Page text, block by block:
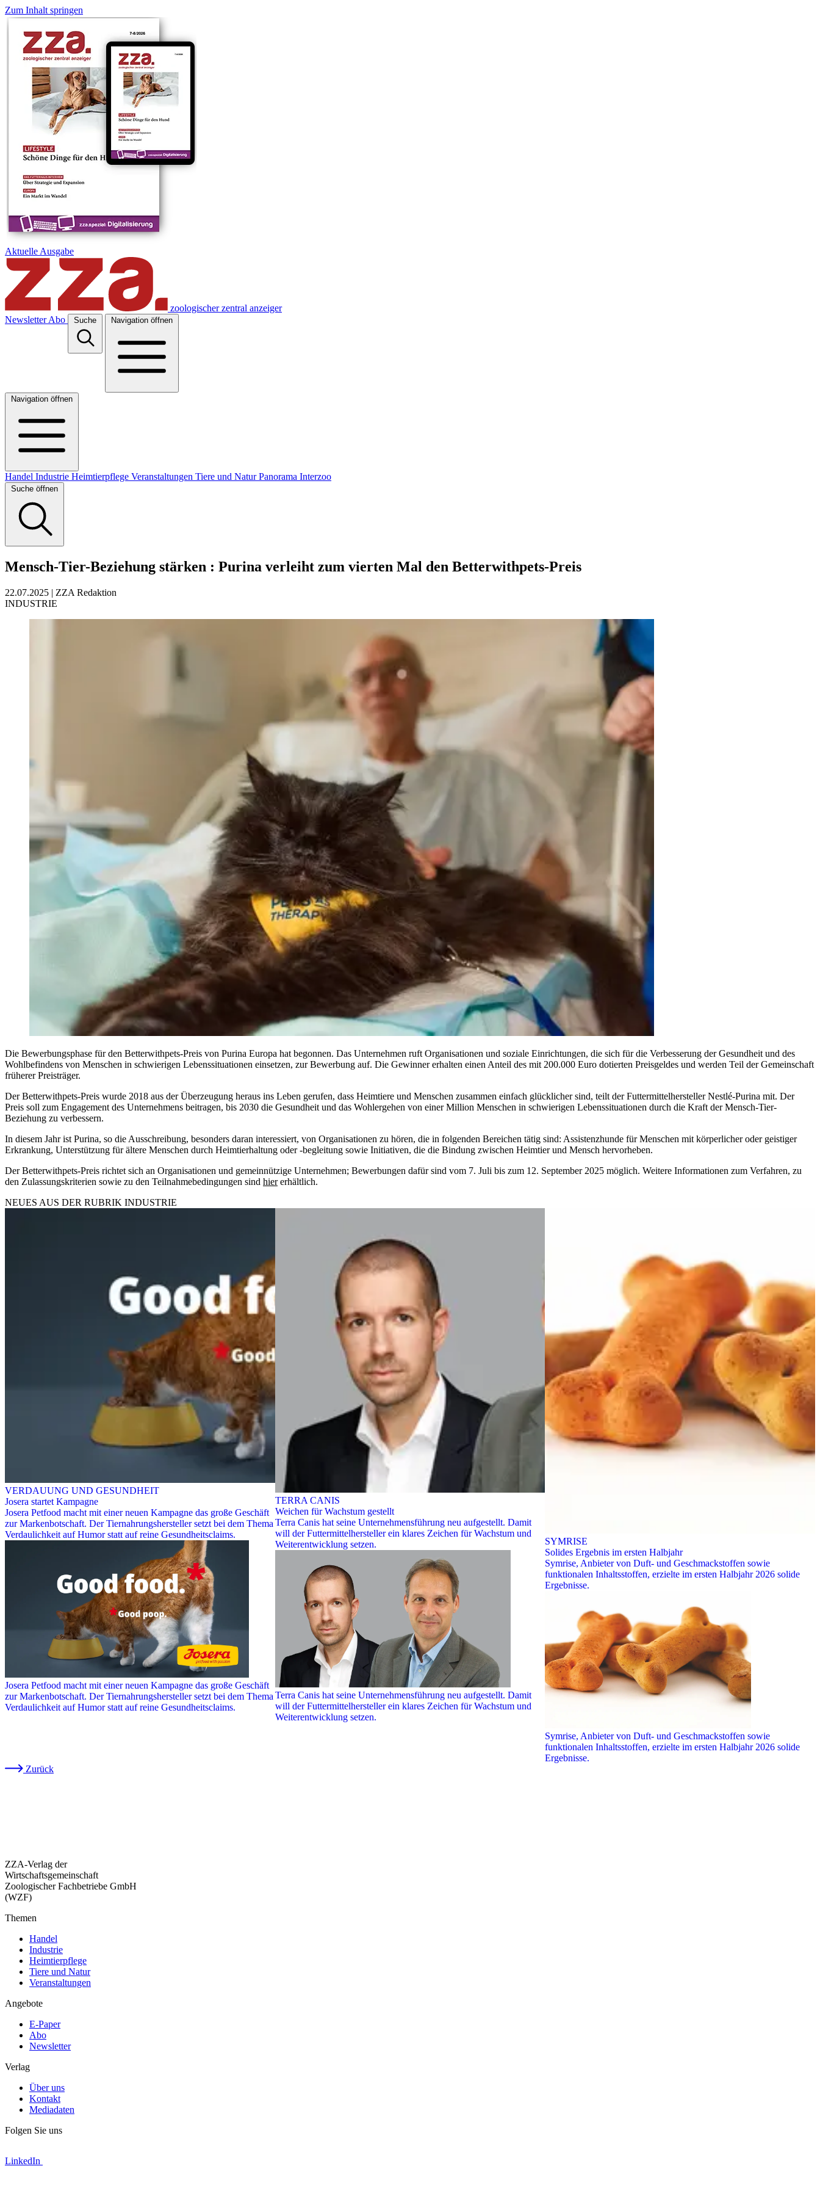
Zum Inhalt springen
Aktuelle Ausgabe
zoologischer zentral anzeiger
Newsletter Abo Suche Navigation öffnen
Navigation öffnen
Handel Industrie Heimtierpflege Veranstaltungen Tiere und NaturPanorama Interzoo
Suche öffnen
Mensch-Tier-Beziehung stärken : Purina verleiht zum vierten Mal den Betterwithpets-Preis
22.07.2025 | ZZA Redaktion
INDUSTRIE
Die Bewerbungsphase für den Betterwithpets-Preis von Purina Europa hat begonnen. Das Unternehmen ruft Organisationen und soziale Einrichtungen, die sich für die Verbesserung der Gesundheit und des
Wohlbefindens von Menschen in schwierigen Lebenssituationen einsetzen, zur Bewerbung auf. Die Gewinner erhalten einen Anteil des mit 200.000 Euro dotierten Preisgeldes und werden Teil der Gemeinschaft
früherer Preisträger.
Der Betterwithpets-Preis wurde 2018 aus der Überzeugung heraus ins Leben gerufen, dass Heimtiere und Menschen zusammen einfach glücklicher sind, teilt der Futtermittelhersteller Nestlé-Purina mit. Der
Preis soll zum Engagement des Unternehmens beitragen, bis 2030 die Gesundheit und das Wohlergehen von einer Million Menschen in schwierigen Lebenssituationen durch die Kraft der Mensch-Tier-
Beziehung zu verbessern.
In diesem Jahr ist Purina, so die Ausschreibung, besonders daran interessiert, von Organisationen zu hören, die in folgenden Bereichen tätig sind: Assistenzhunde für Menschen mit körperlicher oder geistiger
Erkrankung, Unterstützung für ältere Menschen durch Heimtierhaltung oder -begleitung sowie Initiativen, die die Bindung zwischen Heimtier und Mensch hervorheben.
Der Betterwithpets-Preis richtet sich an Organisationen und gemeinnützige Unternehmen; Bewerbungen dafür sind vom 7. Juli bis zum 12. September 2025 möglich. Weitere Informationen zum Verfahren, zu
den Zulassungskriterien sowie zu den Teilnahmebedingungen sind hiererhältlich.
NEUES AUS DER RUBRIK INDUSTRIE
VERDAUUNG UND GESUNDHEIT
Josera startet Kampagne
Josera Petfood macht mit einer neuen Kampagne das große Geschäft
zur Markenbotschaft. Der Tiernahrungshersteller setzt bei dem Thema
Verdaulichkeit auf Humor statt auf reine Gesundheitsclaims.
Josera Petfood macht mit einer neuen Kampagne das große Geschäft
zur Markenbotschaft. Der Tiernahrungshersteller setzt bei dem Thema
Verdaulichkeit auf Humor statt auf reine Gesundheitsclaims.
TERRA CANIS
Weichen für Wachstum gestellt
Terra Canis hat seine Unternehmensführung neu aufgestellt. Damit
will der Futtermittelhersteller ein klares Zeichen für Wachstum und
Weiterentwicklung setzen.
Terra Canis hat seine Unternehmensführung neu aufgestellt. Damit
will der Futtermittelhersteller ein klares Zeichen für Wachstum und
Weiterentwicklung setzen.
SYMRISE
Solides Ergebnis im ersten Halbjahr
Symrise, Anbieter von Duft- und Geschmackstoffen sowie
funktionalen Inhaltsstoffen, erzielte im ersten Halbjahr 2026 solide
Ergebnisse.
Symrise, Anbieter von Duft- und Geschmackstoffen sowie
funktionalen Inhaltsstoffen, erzielte im ersten Halbjahr 2026 solide
Ergebnisse.
Zurück
ZZA-Verlag der
Wirtschaftsgemeinschaft
Zoologischer Fachbetriebe GmbH
(WZF)
Themen
Handel
Industrie
Heimtierpflege
Tiere und Natur
Veranstaltungen
Angebote
E-Paper
Abo
Newsletter
Verlag
Über uns
Kontakt
Mediadaten
Folgen Sie uns
LinkedIn